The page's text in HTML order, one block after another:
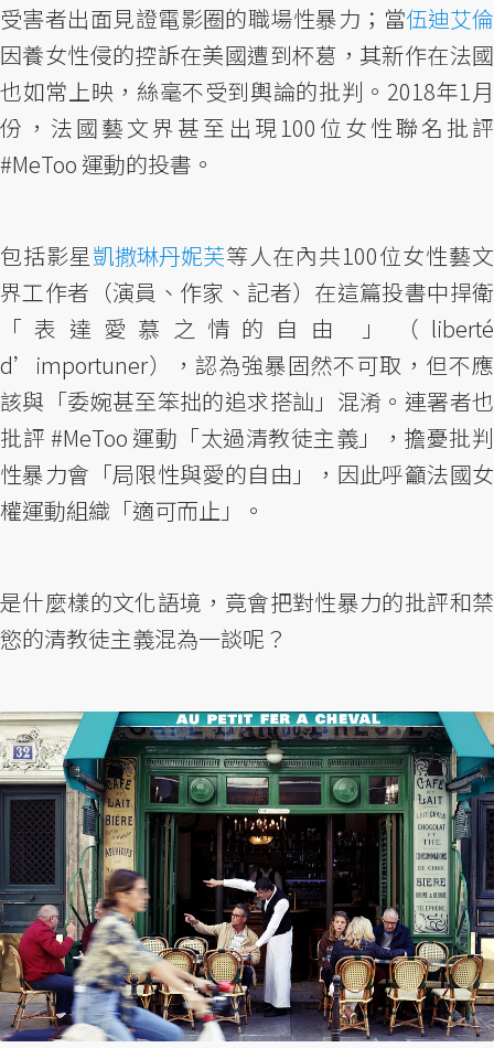
受害者出面見證電影圈的職場性暴力；當伍迪艾倫
因養女性侵的控訴在美國遭到杯葛，其新作在法國
也如常上映，絲毫不受到輿論的批判。2018年1月
份，法國藝文界甚至出現100位女性聯名批評
#MeToo 運動的投書。
包括影星凱撒琳丹妮芙等人在內共100位女性藝文
界工作者（演員、作家、記者）在這篇投書中捍衛
「表達愛慕之情的自由 」（liberté
d’importuner），認為強暴固然不可取，但不應
該與「委婉甚至笨拙的追求搭訕」混淆。連署者也
批評 #MeToo 運動「太過清教徒主義」，擔憂批判
性暴力會「局限性與愛的自由」，因此呼籲法國女
權運動組織「適可而止」。
是什麼樣的文化語境，竟會把對性暴力的批評和禁
慾的清教徒主義混為一談呢？